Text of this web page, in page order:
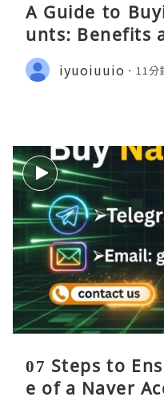
A Guide to
unts: Benefits
iyuoiuuio 11分
07 Steps to
e of a Naver